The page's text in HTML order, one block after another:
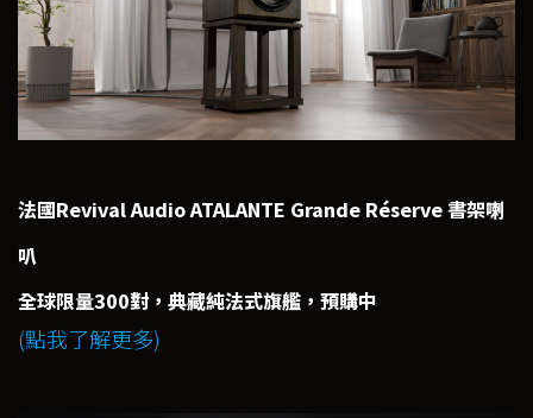
法國Revival Audio ATALANTE Grande Réserve 書架喇
叭
全球限量300對，典藏純法式旗艦，預購中
(點我了解更多)